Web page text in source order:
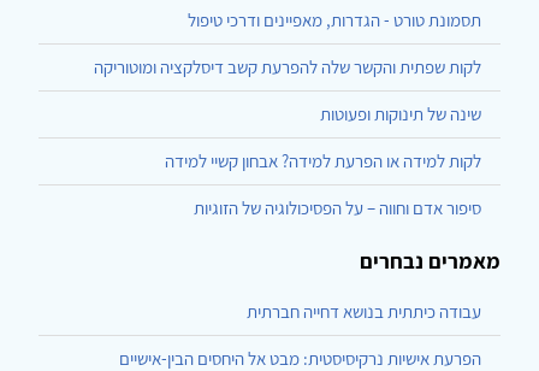
תסמונת טורט - הגדרות, מאפיינים ודרכי טיפול
לקות שפתית והקשר שלה להפרעת קשב דיסלקציה ומוטוריקה
שינה של תינוקות ופעוטות
לקות למידה או הפרעת למידה? אבחון קשיי למידה
סיפור אדם וחווה – על הפסיכולוגיה של הזוגיות
מאמרים נבחרים
עבודה כיתתית בנושא דחייה חברתית
הפרעת אישיות נרקיסיסטית: מבט אל היחסים הבין-אישיים